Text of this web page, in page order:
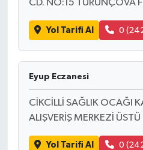
CD. NO:15 TURUNÇOVA
Yol Tarifi Al 0
Eyup Eczanesi
CİKCİLLİ SAĞLIK OCAĞI
ALIŞVERİŞ MERKEZİ ÜSTÜ
Yol Tarifi Al 0